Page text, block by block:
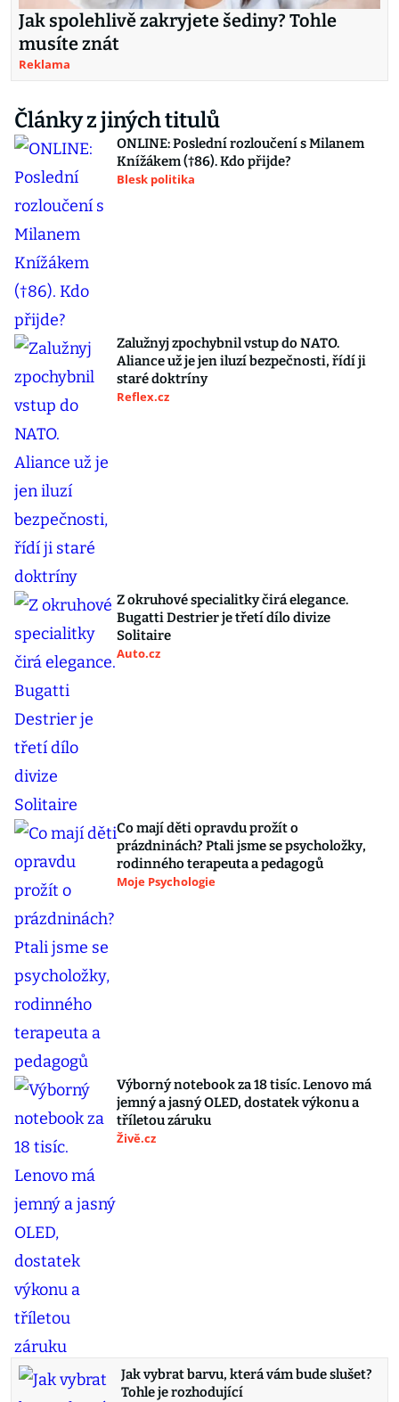
Jak spolehlivě zakryjete šediny? Tohle
musíte znát
Reklama
Články z jiných titulů
ONLINE: Poslední rozloučení s Milanem
Knížákem (†86). Kdo přijde?
Blesk politika
Zalužnyj zpochybnil vstup do NATO.
Aliance už je jen iluzí bezpečnosti, řídí ji
staré doktríny
Reflex.cz
Z okruhové specialitky čirá elegance.
Bugatti Destrier je třetí dílo divize
Solitaire
Auto.cz
Co mají děti opravdu prožít o
prázdninách? Ptali jsme se psycholožky,
rodinného terapeuta a pedagogů
Moje Psychologie
Výborný notebook za 18 tisíc. Lenovo má
jemný a jasný OLED, dostatek výkonu a
tříletou záruku
Živě.cz
Jak vybrat barvu, která vám bude slušet?
Tohle je rozhodující